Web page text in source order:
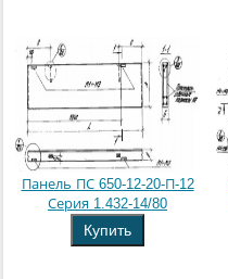
Панель ПС 650-12-20-П-12
Серия 1.432-14/80
Купить